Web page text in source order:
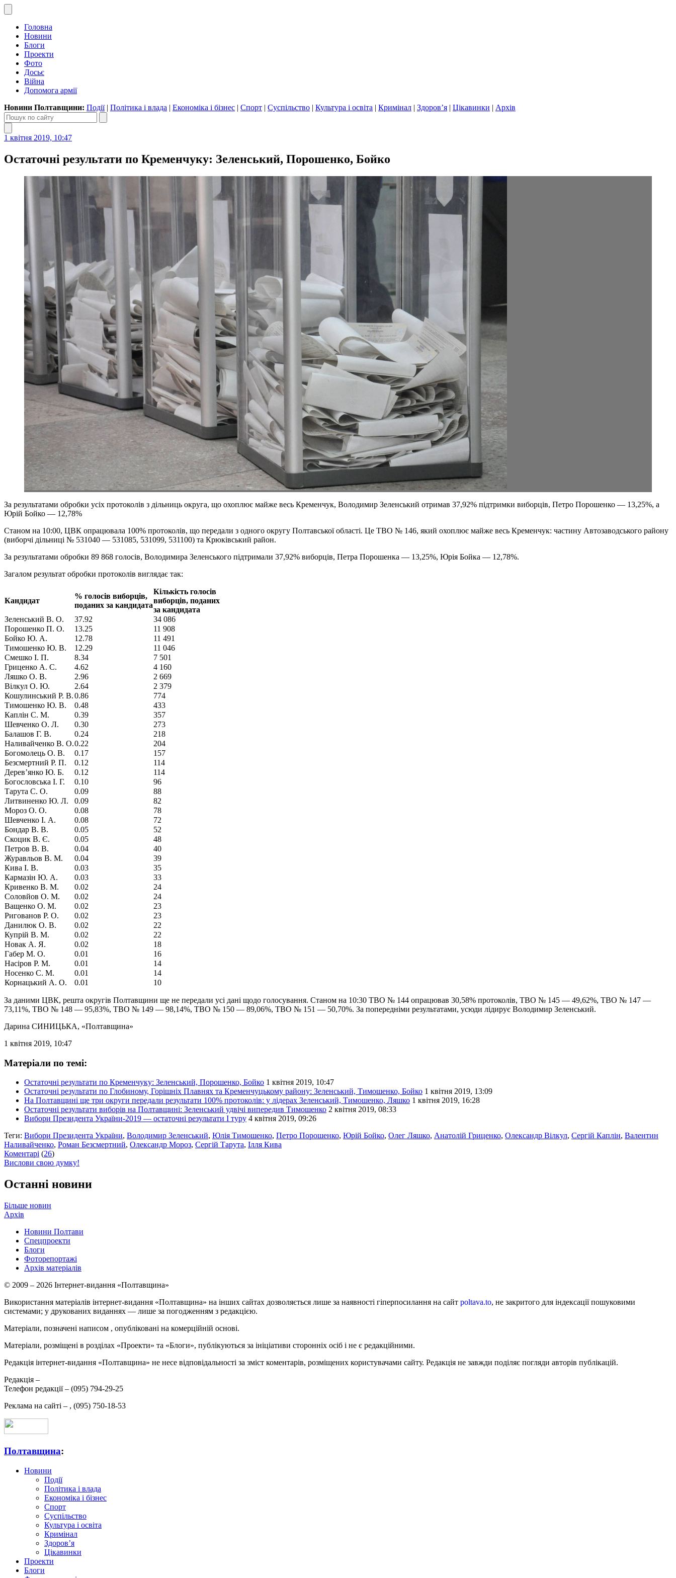
Головна
Новини
Блоги
Проекти
Фото
Досьє
Війна
Допомога армії
Новини Полтавщини: Події| Політика і влада | Економіка і бізнес | Спорт | Суспільство | Культура і освіта | Кримінал | Здоров’я | Цікавинки | Архів
1 квітня 2019, 10:47
Остаточні результати по Кременчуку: Зеленський, Порошенко, Бойко
За результатами обробки усіх протоколів з дільниць округа, що охоплює майже весь Кременчук, Володимир Зеленський отримав 37,92% підтримки виборців, Петро Порошенко — 13,25%, а
Юрій Бойко — 12,78%
Станом на 10:00, ЦВК опрацювала 100% протоколів, що передали з одного округу Полтавської області. Це ТВО № 146, який охоплює майже весь Кременчук: частину Автозаводського району
(виборчі дільниці № 531040 — 531085, 531099, 531100) та Крюківський район.
За результатами обробки 89 868 голосів, Володимира Зеленського підтримали 37,92% виборців, Петра Порошенка — 13,25%, Юрія Бойка — 12,78%.
Загалом результат обробки протоколів виглядає так:
Кандидат
% голосів виборців,
поданих за кандидата
Кількість голосів
виборців, поданих
за кандидата
Зеленський В. О.
37.92
34 086
Порошенко П. О.
13.25
11 908
Бойко Ю. А.
12.78
11 491
Тимошенко Ю. В.
12.29
11 046
Смешко І. П.
8.34
7 501
Гриценко А. С.
4.62
4 160
Ляшко О. В.
2.96
2 669
Вілкул О. Ю.
2.64
2 379
Кошулинський Р. В.0.86
774
Тимошенко Ю. В.
0.48
433
Каплін С. М.
0.39
357
Шевченко О. Л.
0.30
273
Балашов Г. В.
0.24
218
Наливайченко В. О.0.22
204
Богомолець О. В.
0.17
157
Безсмертний Р. П.
0.12
114
Дерев’янко Ю. Б.
0.12
114
Богословська І. Г.
0.10
96
Тарута С. О.
0.09
88
Литвиненко Ю. Л.
0.09
82
Мороз О. О.
0.08
78
Шевченко І. А.
0.08
72
Бондар В. В.
0.05
52
Скоцик В. Є.
0.05
48
Петров В. В.
0.04
40
Журавльов В. М.
0.04
39
Кива І. В.
0.03
35
Кармазін Ю. А.
0.03
33
Кривенко В. М.
0.02
24
Соловйов О. М.
0.02
24
Ващенко О. М.
0.02
23
Ригованов Р. О.
0.02
23
Данилюк О. В.
0.02
22
Купрій В. М.
0.02
22
Новак А. Я.
0.02
18
Габер М. О.
0.01
16
Насіров Р. М.
0.01
14
Носенко С. М.
0.01
14
Корнацький А. О.
0.01 10
За даними ЦВК, решта округів Полтавщини ще не передали усі дані щодо голосування. Станом на 10:30 ТВО № 144 опрацював 30,58% протоколів, ТВО № 145 — 49,62%, ТВО № 147 —
73,11%, ТВО № 148 — 95,83%, ТВО № 149 — 98,14%, ТВО № 150 — 89,06%, ТВО № 151 — 50,70%. За попередніми результатами, усюди лідирує Володимир Зеленський.
Дарина СИНИЦЬКА, «Полтавщина»
1 квітня 2019, 10:47
Матеріали по темі:
Остаточні результати по Кременчуку: Зеленський, Порошенко, Бойко 1 квітня 2019, 10:47
Остаточні результати по Глобиному, Горішніх Плавнях та Кременчуцькому району: Зеленський, Тимошенко, Бойко 1 квітня 2019, 13:09
На Полтавщині ще три округи передали результати 100% протоколів: у лідерах Зеленський, Тимошенко, Ляшко 1 квітня 2019, 16:28
Остаточні результати виборів на Полтавщині: Зеленський удвічі випередив Тимошенко 2 квітня 2019, 08:33
Вибори Президента України-2019 — остаточні результати І туру 4 квітня 2019, 09:26
Теги: Вибори Президента України, Володимир Зеленський, Юлія Тимошенко, Петро Порошенко, Юрій Бойко, Олег Ляшко, Анатолій Гриценко, Олександр Вілкул, Сергій Каплін, Валентин
Наливайченко, Роман Безсмертний, Олександр Мороз, Сергій Тарута, Ілля Кива
Коментарі (26)
Вислови свою думку!
Останні новини
Більше новин
Архів
Новини Полтави
Спецпроекти
Блоги
Фоторепортажі
Архів матеріалів
© 2009 – 2026 Інтернет-видання «Полтавщина»
Використання матеріалів інтернет-видання «Полтавщина» на інших сайтах дозволяється лише за наявності гіперпосилання на сайт poltava.to, не закритого для індексації пошуковими
системами; у друкованих виданнях — лише за погодженням з редакцією.
Матеріали, позначені написом , опубліковані на комерційній основі.
Матеріали, розміщені в розділах «Проекти» та «Блоги», публікуються за ініціативи сторонніх осіб і не є редакційними.
Редакція інтернет-видання «Полтавщина» не несе відповідальності за зміст коментарів, розміщених користувачами сайту. Редакція не завжди поділяє погляди авторів публікацій.
Редакція –
Телефон редакції – (095) 794-29-25
Реклама на сайті – , (095) 750-18-53
Полтавщина:
Новини
Події
Політика і влада
Економіка і бізнес
Спорт
Суспільство
Культура і освіта
Кримінал
Здоров’я
Цікавинки
Проекти
Блоги